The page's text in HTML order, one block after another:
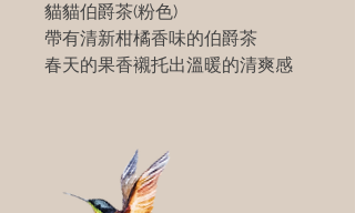
貓貓伯爵茶(粉色)
帶有清新柑橘香味的伯爵茶
春天的果香襯托出溫暖的清爽感